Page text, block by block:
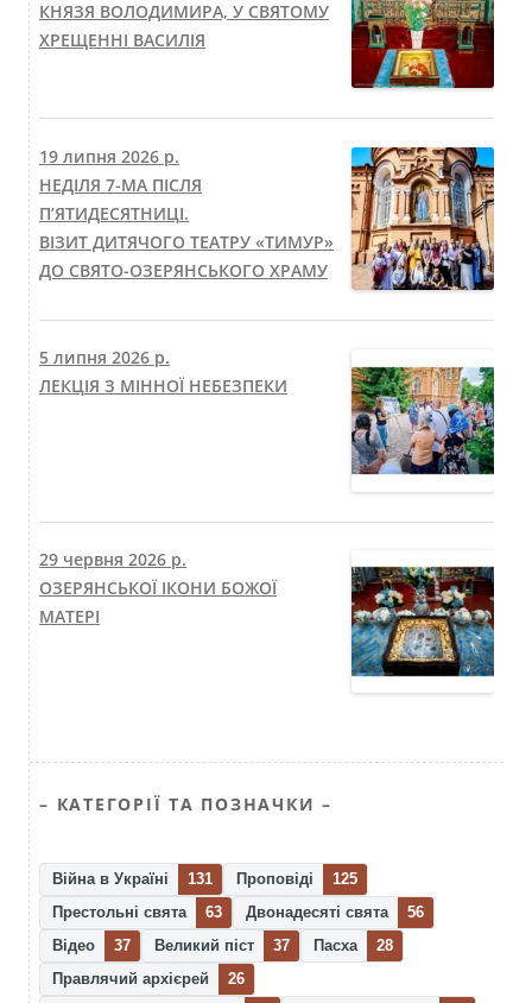
КНЯЗЯ ВОЛОДИМИРА, У СВЯТОМУ
ХРЕЩЕННІ ВАСИЛІЯ
19 липня 2026 р.
НЕДІЛЯ 7-МА ПІСЛЯ
П’ЯТИДЕСЯТНИЦІ.
ВІЗИТ ДИТЯЧОГО ТЕАТРУ «ТИМУР»
ДО СВЯТО-ОЗЕРЯНСЬКОГО ХРАМУ
5 липня 2026 р.
ЛЕКЦІЯ З МІННОЇ НЕБЕЗПЕКИ
29 червня 2026 р.
ОЗЕРЯНСЬКОЇ ІКОНИ БОЖОЇ
МАТЕРІ
– КАТЕГОРІЇ ТА ПОЗНАЧКИ –
Війна в Україні 131 Проповіді
125
Престольні свята
63 Двонадесяті свята
56
Відео
37 Великий піст 37 Пасха
28
Правлячий архієрей
26